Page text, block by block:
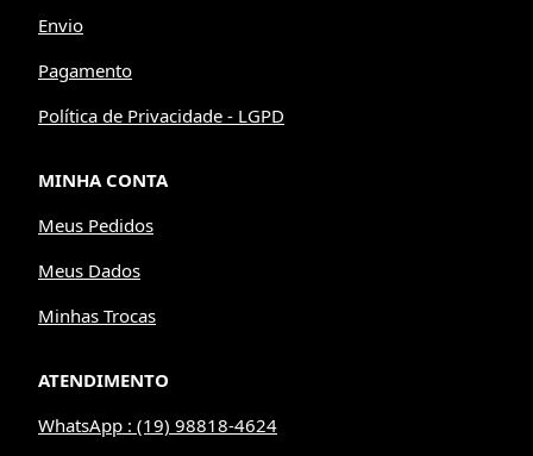
Envio
Pagamento
Política de Privacidade - LGPD
MINHA CONTA
Meus Pedidos
Meus Dados
Minhas Trocas
ATENDIMENTO
WhatsApp : (19) 98818-4624